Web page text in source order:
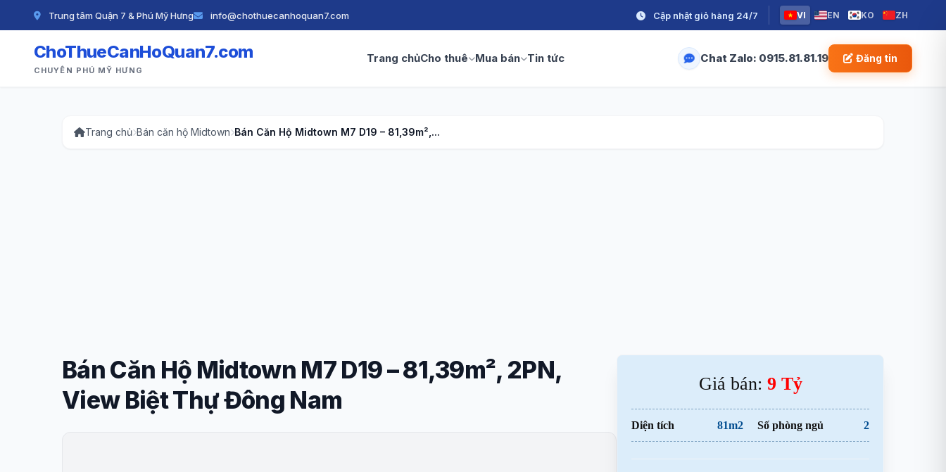
Trung tâm Quận 7 & Phú Mỹ Hưng info@chothuecanhoquan7.com Cập nhật giỏ hàng 24/7 VI EN KO ZH
ChoThueCanHoQuan7.com
CHUYÊN PHÚ MỸ HƯNG
Trang chủCho thuê Mua bán Tin tức Chat Zalo: 0915.81.81.19 Đăng tin
Trang chủ Bán căn hộ Midtown Bán Căn Hộ Midtown M7 D19 – 81,39m²,...
Bán Căn Hộ Midtown M7 D19 – 81,39m², 2PN,
View Biệt Thự Đông Nam
Giá bán: 9 Tỷ
Diện tích 81m2 Số phòng ngủ 2